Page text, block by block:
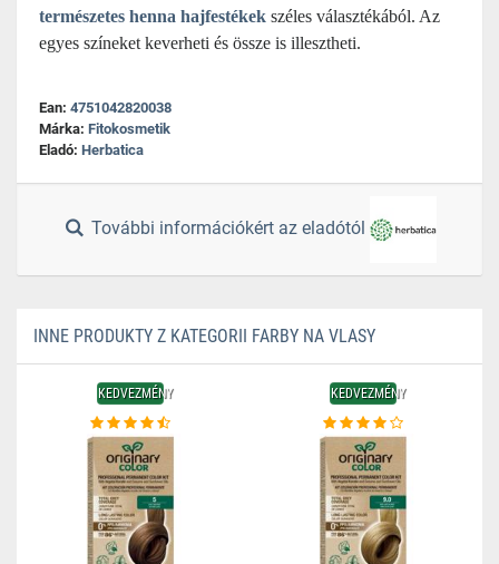
természetes henna hajfestékek széles választékából. Az
egyes színeket keverheti és össze is illesztheti.
Ean: 4751042820038
Márka: Fitokosmetik
Eladó: Herbatica
További információkért az eladótól
INNE PRODUKTY Z KATEGORII FARBY NA VLASY
KEDVEZMÉNY KEDVEZMÉNY